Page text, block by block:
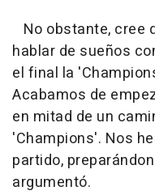
No obstante, cree
hablar de sueños
el final la
Acabamos de
en mitad de un
'Champions'. Nos
partido,
argumentó.